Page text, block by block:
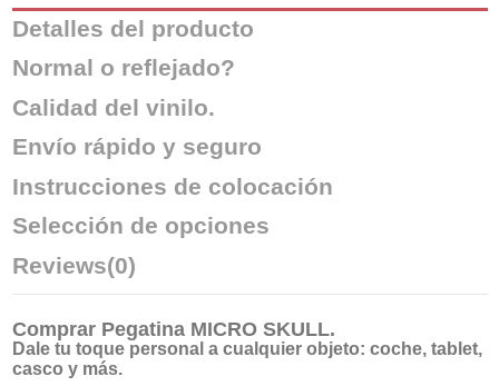
Detalles del producto
Normal o reflejado?
Calidad del vinilo.
Envío rápido y seguro
Instrucciones de colocación
Selección de opciones
Reviews(0)
Comprar Pegatina MICRO SKULL.
Dale tu toque personal a cualquier objeto: coche, tablet,
casco y más.